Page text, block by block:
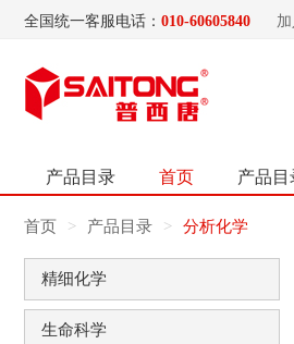
全国统一客服电话： 010-60605840
产品目录 首页 产品目
首页 产品目录 分析化学
精细化学
生命科学